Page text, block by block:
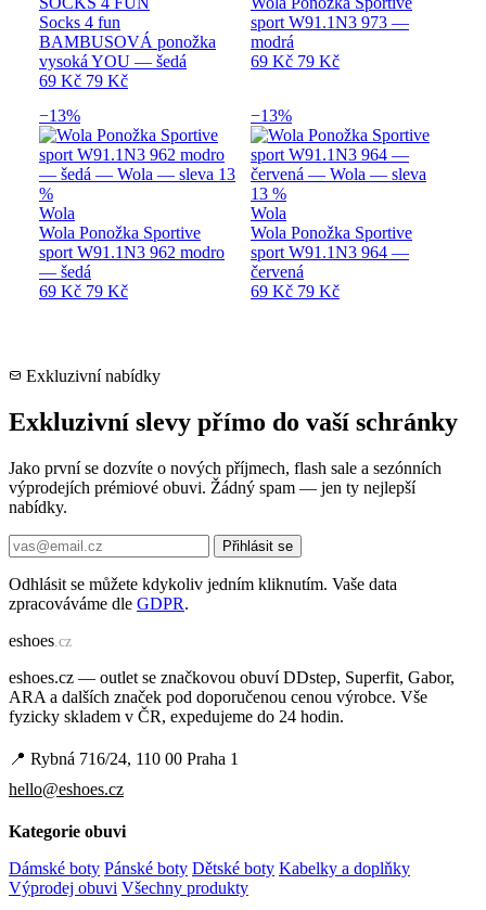
Socks 4 fun
BAMBUSOVÁ ponožka
vysoká YOU — šedá
69 Kč 79 Kč
sport W91.1N3 973 —
modrá
69 Kč 79 Kč
−13%
Wola
Wola Ponožka Sportive
sport W91.1N3 962 modro
— šedá
69 Kč 79 Kč
−13%
Wola
Wola Ponožka Sportive
sport W91.1N3 964 —
červená
69 Kč 79 Kč
Exkluzivní nabídky
Exkluzivní slevy přímo do vaší schránky
Jako první se dozvíte o nových příjmech, flash sale a sezónních
výprodejích prémiové obuvi. Žádný spam — jen ty nejlepší
nabídky.
Přihlásit se
Odhlásit se můžete kdykoliv jedním kliknutím. Vaše data
zpracováváme dle GDPR.
eshoes.cz
eshoes.cz — outlet se značkovou obuví DDstep, Superfit, Gabor,
ARA a dalších značek pod doporučenou cenou výrobce. Vše
fyzicky skladem v ČR, expedujeme do 24 hodin.
📍 Rybná 716/24, 110 00 Praha 1
hello@eshoes.cz
Kategorie obuvi
Dámské boty Pánské boty Dětské boty Kabelky a doplňky
Výprodej obuvi Všechny produkty